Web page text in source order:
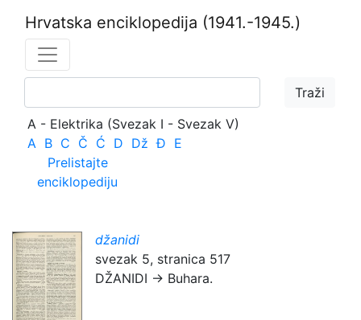
Hrvatska enciklopedija (1941.-1945.)
A - Elektrika (Svezak I - Svezak V)
A B C Č Ć D Dž Đ E
Prelistajte
enciklopediju
džanidi
svezak 5, stranica 517
DŽANIDI → Buhara.